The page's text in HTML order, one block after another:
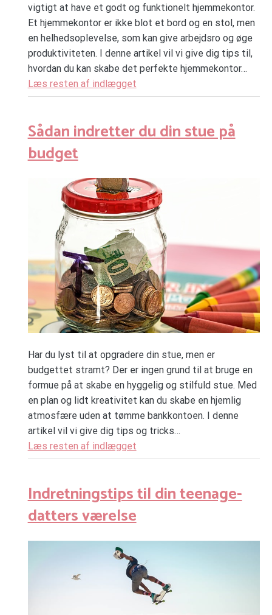
vigtigt at have et godt og funktionelt hjemmekontor.
Et hjemmekontor er ikke blot et bord og en stol, men
en helhedsoplevelse, som kan give arbejdsro og øge
produktiviteten. I denne artikel vil vi give dig tips til,
hvordan du kan skabe det perfekte hjemmekontor…
Læs resten af indlægget
Sådan indretter du din stue på
budget
Har du lyst til at opgradere din stue, men er
budgettet stramt? Der er ingen grund til at bruge en
formue på at skabe en hyggelig og stilfuld stue. Med
en plan og lidt kreativitet kan du skabe en hjemlig
atmosfære uden at tømme bankkontoen. I denne
artikel vil vi give dig tips og tricks…
Læs resten af indlægget
Indretningstips til din teenage-
datters værelse